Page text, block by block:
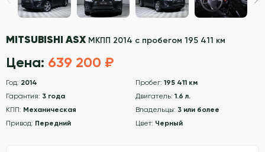
MITSUBISHI ASX МКПП 2014 с пробегом 195 411 км
Цена: 639 200 ₽
Год: 2014 Пробег: 195 411 км
Гарантия: 3 года Двигатель: 1.6 л.
КПП: Механическая Владельцы: 3 или более
Привод: Передний Цвет: Черный